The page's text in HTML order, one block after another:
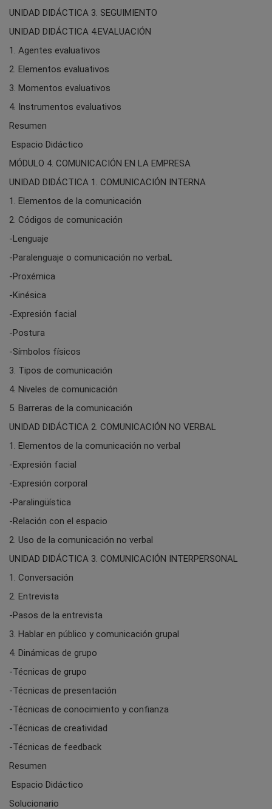
UNIDAD DIDÁCTICA 3. SEGUIMIENTO
UNIDAD DIDÁCTICA 4.EVALUACIÓN
1. Agentes evaluativos
2. Elementos evaluativos
3. Momentos evaluativos
4. Instrumentos evaluativos
Resumen
Espacio Didáctico
MÓDULO 4. COMUNICACIÓN EN LA EMPRESA
UNIDAD DIDÁCTICA 1. COMUNICACIÓN INTERNA
1. Elementos de la comunicación
2. Códigos de comunicación
-Lenguaje
-Paralenguaje o comunicación no verbaL
-Proxémica
-Kinésica
-Expresión facial
-Postura
-Símbolos físicos
3. Tipos de comunicación
4. Niveles de comunicación
5. Barreras de la comunicación
UNIDAD DIDÁCTICA 2. COMUNICACIÓN NO VERBAL
1. Elementos de la comunicación no verbal
-Expresión facial
-Expresión corporal
-Paralingüística
-Relación con el espacio
2. Uso de la comunicación no verbal
UNIDAD DIDÁCTICA 3. COMUNICACIÓN INTERPERSONAL
1. Conversación
2. Entrevista
-Pasos de la entrevista
3. Hablar en público y comunicación grupal
4. Dinámicas de grupo
-Técnicas de grupo
-Técnicas de presentación
-Técnicas de conocimiento y confianza
-Técnicas de creatividad
-Técnicas de feedback
Resumen
Espacio Didáctico
Solucionario